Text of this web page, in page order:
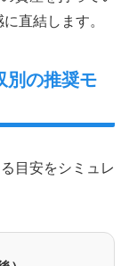
直結します。
別の推奨モ
目安をシミュレ